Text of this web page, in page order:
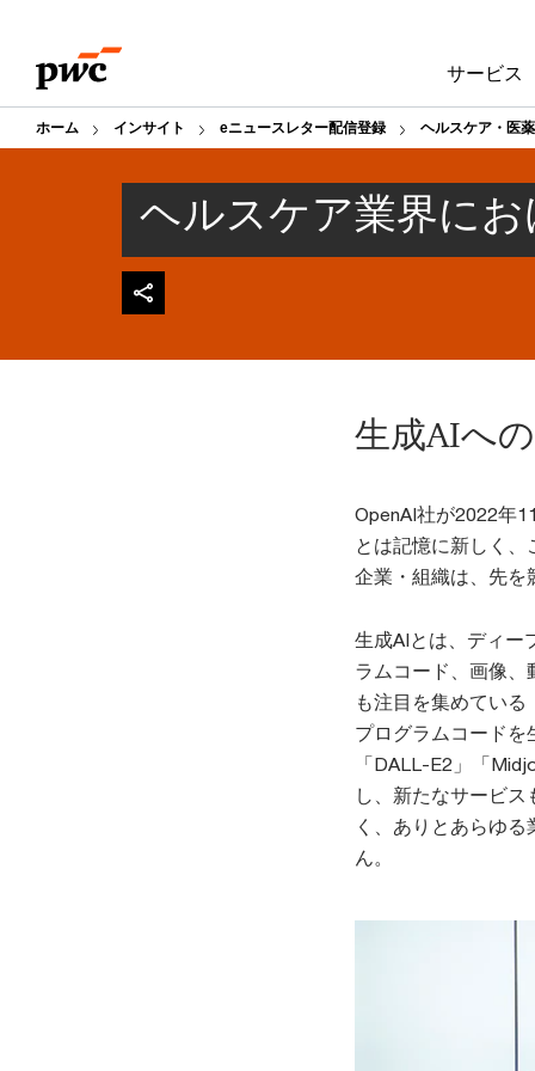
content
footer
サービス
ホーム インサイト eニュースレター配信登録 ヘルスケア・医
ヘルスケア業界に
生成AIへ
OpenAI社が2022年
とは記憶に新しく
企業・組織は、先を
生成AIとは、ディー
ラムコード、画像、
も注目を集めてい
プログラムコード
「DALL-E2」「
し、新たなサービ
く、ありとあらゆ
ん。